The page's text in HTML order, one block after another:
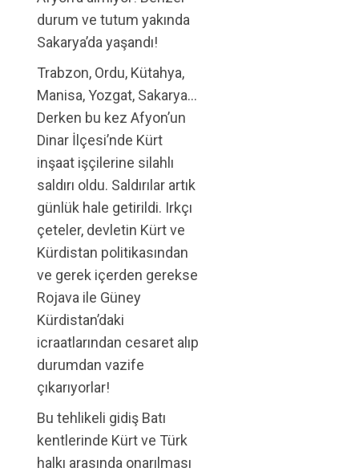
durum ve tutum yakında
Sakarya’da yaşandı!
Trabzon, Ordu, Kütahya,
Manisa, Yozgat, Sakarya…
Derken bu kez Afyon’un
Dinar İlçesi’nde Kürt
inşaat işçilerine silahlı
saldırı oldu. Saldırılar artık
günlük hale getirildi. Irkçı
çeteler, devletin Kürt ve
Kürdistan politikasından
ve gerek içerden gerekse
Rojava ile Güney
Kürdistan’daki
icraatlarından cesaret alıp
durumdan vazife
çıkarıyorlar!
Bu tehlikeli gidiş Batı
kentlerinde Kürt ve Türk
halkı arasında onarılması